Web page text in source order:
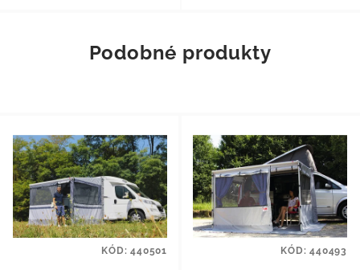
Podobné produkty
KÓD:440501 KÓD:440493